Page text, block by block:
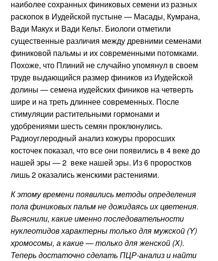
наиболее сохранных финиковых семени из разных
раскопок в Иудейской пустыне — Масады, Кумрана,
Вади Макух и Вади Кельт. Биологи отметили
существенные различия между древними семенами
финиковой пальмы и их современными потомками.
Похоже, что Плиний не случайно упомянул в своем
труде выдающийся размер фиников из Иудейской
долины — семена иудейских фиников на четверть
шире и на треть длиннее современных. После
стимуляции растительными гормонами и
удобрениями шесть семян проклюнулись.
Радиоуглеродный анализ кожуры проросших
косточек показал, что все они появились в 4 веке до
нашей эры — 2 веке нашей эры. Из 6 проростков
лишь 2 оказались женскими растениями.
К этому времени появились методы определения
пола финиковых пальм не дожидаясь их цветения.
Выяснили, какие именно последовательности
нуклеотидов характерны только для мужской (Y)
хромосомы, а какие — только для женской (Х).
Теперь достаточно сделать ПЦР-анализ и найти